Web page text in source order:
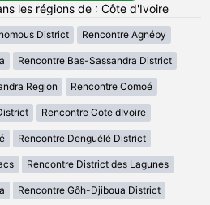
les régions de : Côte d'Ivoire
District Rencontre Agnéby
Rencontre Bas-Sassandra District
Region Rencontre Comoé
Rencontre Cote dIvoire
Rencontre Denguélé District
Rencontre District des Lagunes
Rencontre Gôh-Djiboua District